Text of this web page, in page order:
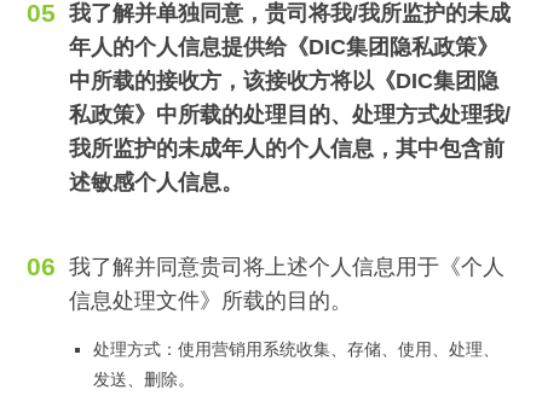
我了解并单独同意，贵司将我/我所监护的未成
年人的个人信息提供给《DIC集团隐私政策》
中所载的接收方，该接收方将以《DIC集团隐
私政策》中所载的处理目的、处理方式处理我/
我所监护的未成年人的个人信息，其中包含前
述敏感个人信息。
我了解并同意贵司将上述个人信息用于《个人
信息处理文件》所载的目的。
处理方式：使用营销用系统收集、存储、使用、处理、
发送、删除。